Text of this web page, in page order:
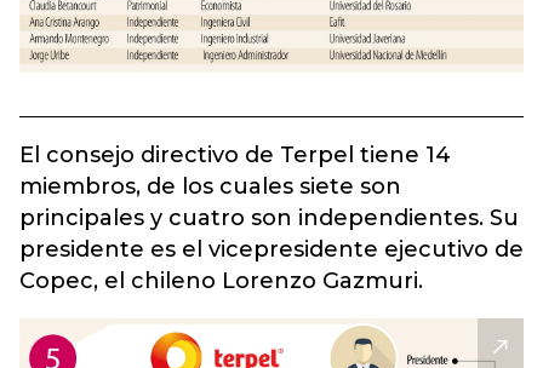
El consejo directivo de Terpel tiene 14
miembros, de los cuales siete son
principales y cuatro son independientes. Su
presidente es el vicepresidente ejecutivo de
Copec, el chileno Lorenzo Gazmuri.